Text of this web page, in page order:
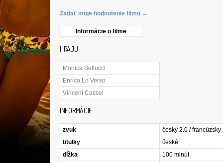
Zadať moje hodnotenie filmu →
Informácie o filme
HRAJÚ
Monica Bellucci
Enrico Lo Verso
Vincent Cassel
INFORMÁCIE
zvuk
český 2.0 / francúzsky
titulky
české
dĺžka
100 minút